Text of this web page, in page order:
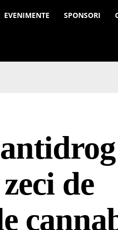
EVENIMENTE SPONSORI
de